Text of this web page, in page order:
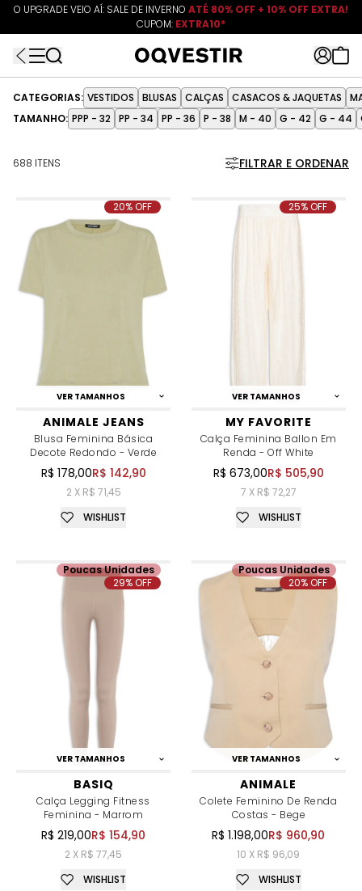
O UPGRADE VEIO AÍ: SALE DE INVERNO ATÉ 80% OFF + 10% OFF EXTRA!
CUPOM: EXTRA10*
FRETEAPP
R$499*
CATEGORIAS: VESTIDOS BLUSAS CALÇAS CASACOS & JAQUETAS
TAMANHO: PPP - 32 PP - 34 PP - 36 P - 38 M - 40 G - 42 G - 44
688 ITENS FILTRAR E ORDENAR
VER TAMANHOS
ANIMALE JEANS
Blusa Feminina Básica
Decote Redondo - Verde
R$ 178,00R$ 142,90
2 X R$ 71,45
20% OFF
WISHLIST
VER TAMANHOS
MY FAVORITE
Calça Feminina Ballon Em
Renda - Off White
R$ 673,00R$ 505,90
7 X R$ 72,27
25% OFF
WISHLIST
VER TAMANHOS
BASIQ
Calça Legging Fitness
Feminina - Marrom
R$ 219,00R$ 154,90
2 X R$ 77,45
Poucas Unidades
29% OFF
WISHLIST
VER TAMANHOS
ANIMALE
Colete Feminino De Renda
Costas - Bege
R$ 1.198,00R$ 960,90
10 X R$ 96,09
Poucas Unidades
20% OFF
WISHLIST